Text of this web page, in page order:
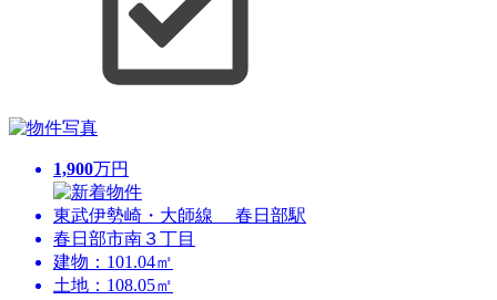
1,900万円
東武伊勢崎・大師線 春日部駅
春日部市南３丁目
建物：101.04㎡
土地：108.05㎡